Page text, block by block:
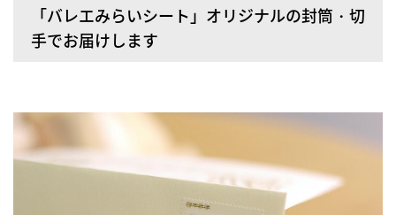
「バレエみらいシート」オリジナルの封筒・切
手でお届けします